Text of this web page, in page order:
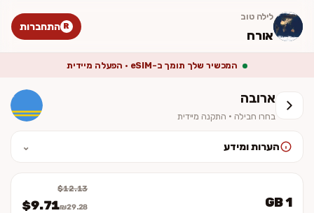
לילה טוב
אורח
R התחברות
המכשיר שלך תומך ב-eSIM · הפעלה מיידית
ארובה
בחרו חבילה · התקנה מיידית
הערות ומידע ⌄
1 GB
$12.13
$9.71₪29.28